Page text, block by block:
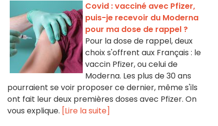
Covid : vacciné avec Pfizer,
puis-je recevoir du Moderna
pour ma dose de rappel ?
Pour la dose de rappel, deux
choix s'offrent aux Français : le
vaccin Pfizer, ou celui de
Moderna. Les plus de 30 ans
pourraient se voir proposer ce dernier, même s'ils
ont fait leur deux premières doses avec Pfizer. On
vous explique. [Lire la suite]